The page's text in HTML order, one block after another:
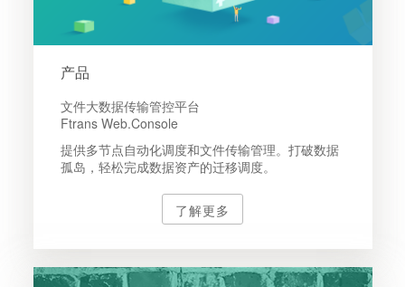
产品
文件大数据传输管控平台
Ftrans Web.Console
提供多节点自动化调度和文件传输管理。打破数据
孤岛，轻松完成数据资产的迁移调度。
了解更多